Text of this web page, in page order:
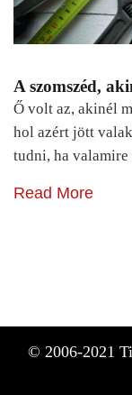
A szomszéd,
Ő volt az, akinél
hol azért jött
tudni, ha
Read More
© 2006-2021